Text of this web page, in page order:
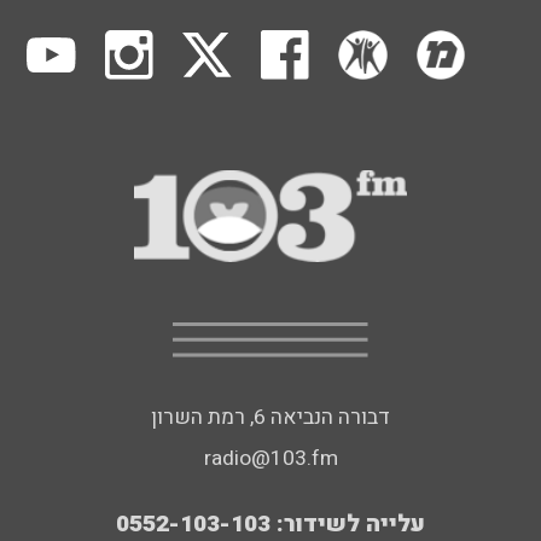
דבורה הנביאה 6, רמת השרון
radio@103.fm
עלייה לשידור: 0552-103-103